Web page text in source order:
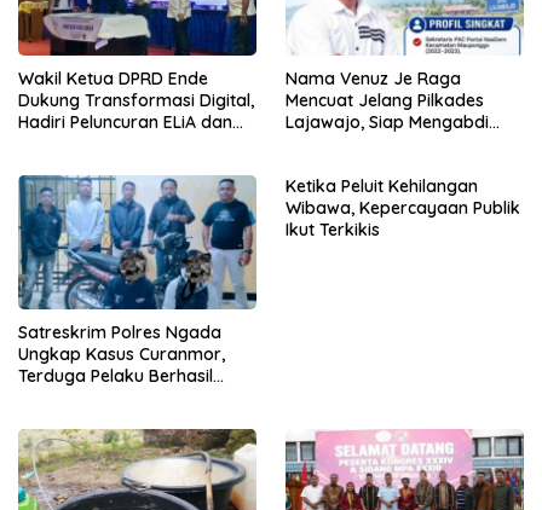
Wakil Ketua DPRD Ende
Dukung Transformasi Digital,
Hadiri Peluncuran ELiA dan
Nama Venuz Je Raga
Mencuat Jelang Pilkades
Lajawajo, Siap Mengabdi
Satreskrim Polres Ngada
Ungkap Kasus Curanmor,
Terduga Pelaku Berhasil
Ketika Peluit Kehilangan
Wibawa, Kepercayaan Publik
Ikut Terkikis